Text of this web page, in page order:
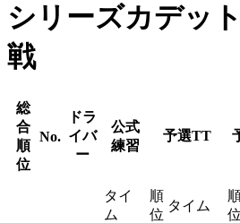
シリーズカデッ
戦
総
合
順
位
No.
ドラ
イバ
ー
公式
練習
予選TT
タイ
ム
順
位
タイム
位